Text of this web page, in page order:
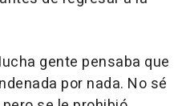
gente pensaba que
por nada. No sé